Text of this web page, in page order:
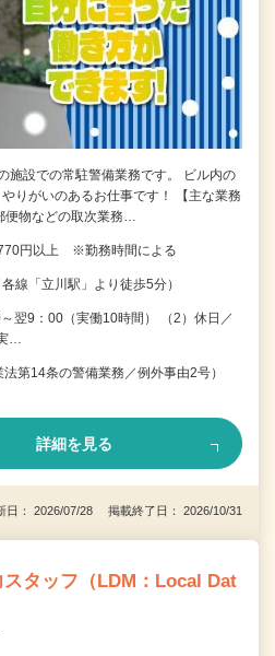
施設での常駐警備業務です。 ビル内の
りがいのあるお仕事です！ 【主な業務
便物などの取次業務…
円以上 ※勤務時間による
線「立川駅」より徒歩5分）
～翌9：00（実働10時間） （2）休日／
…
第14条の警備業務／例外事由2号）
詳細を見る
日： 2026/07/28 掲載終了日： 2026/10/31
タッフ（LDM：Local Dat